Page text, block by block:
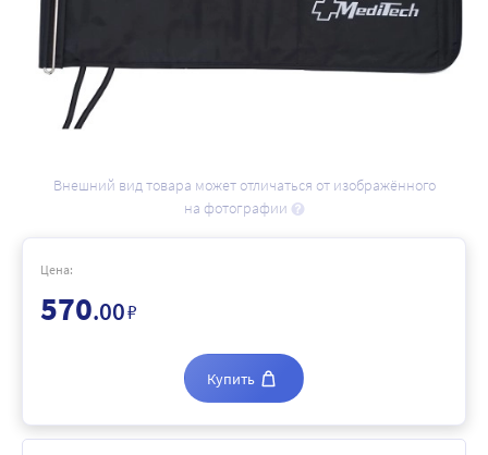
Внешний вид товара может отличаться от изображённого
на фотографии
Цена:
570.00₽
Купить